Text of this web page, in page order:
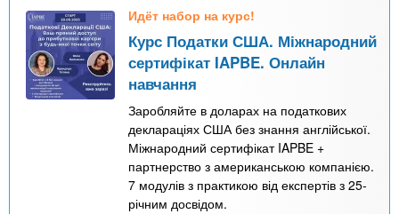
Идёт набор на курс!
Курс Податки США. Міжнародний
сертифікат IAPBE. Онлайн
навчання
Заробляйте в доларах на податкових
деклараціях США без знання англійської.
Міжнародний сертифікат IAPBE +
партнерство з американською компанією.
7 модулів з практикою від експертів з 25-
річним досвідом.